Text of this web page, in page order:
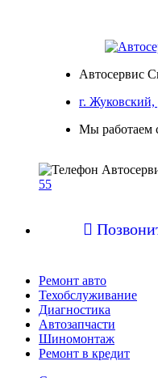
Автосервис
г. Жуковский,
Мы работаем
55

Ремонт авто
Техобслуживание
Диагностика
Автозапчасти
Шиномонтаж
Ремонт в кредит